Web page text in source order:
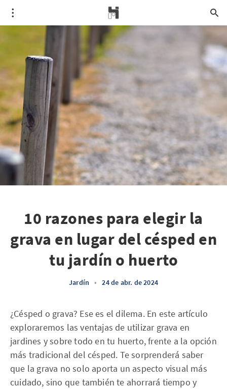
10 razones para elegir la
grava en lugar del césped en
tu jardín o huerto
Jardín • 24 de abr. de 2024
¿Césped o grava? Ese es el dilema. En este artículo
exploraremos las ventajas de utilizar grava en
jardines y sobre todo en tu huerto, frente a la opción
más tradicional del césped. Te sorprenderá saber
que la grava no solo aporta un aspecto visual más
cuidado, sino que también te ahorrará tiempo y